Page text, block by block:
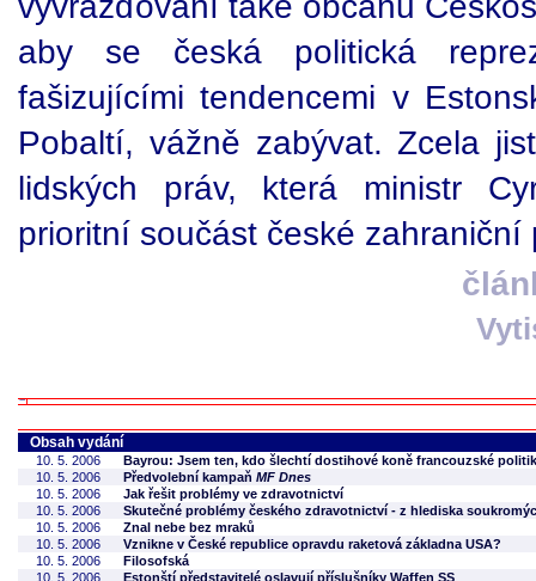
aby se česká politická
fašizujícími tendencemi v
Pobaltí, vážně zabývat. Zcela
lidských práv, která ministr
prioritní součást české zahraniční
Obsah vydání
10. 5. 2006
Bayrou: Jsem ten, kdo šlechtí dostihové koně francouzské
10. 5. 2006
Předvolební kampaň MF Dnes
10. 5. 2006
Jak řešit problémy ve zdravotnictví
10. 5. 2006
Skutečné problémy českého zdravotnictví - z hlediska
10. 5. 2006
Znal nebe bez mraků
10. 5. 2006
Vznikne v České republice opravdu raketová základna USA?
10. 5. 2006
Filosofská
10. 5. 2006
Estonští představitelé oslavují příslušníky Waffen SS